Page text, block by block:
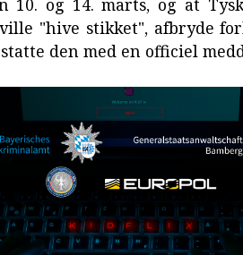
10. og 14. marts, og at
"hive stikket", afbryde
den med en officiel